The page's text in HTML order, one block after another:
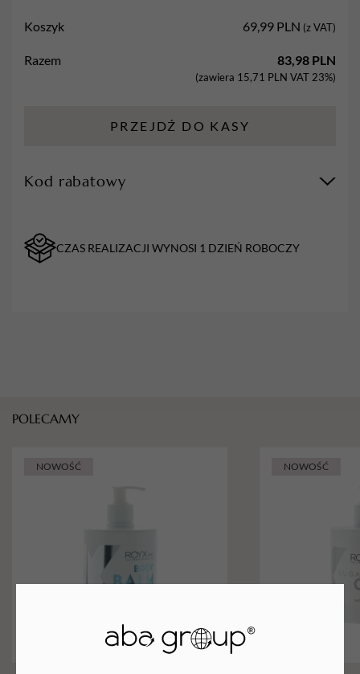
Koszyk 69,99 PLN (z VAT)
Razem 83,98 PLN
(zawiera 15,71 PLN VAT 23%)
PRZEJDŹ DO KASY
Kod rabatowy
CZAS REALIZACJI WYNOSI 1 DZIEŃ ROBOCZY
POLECAMY
NOWOŚĆ NOWOŚĆ